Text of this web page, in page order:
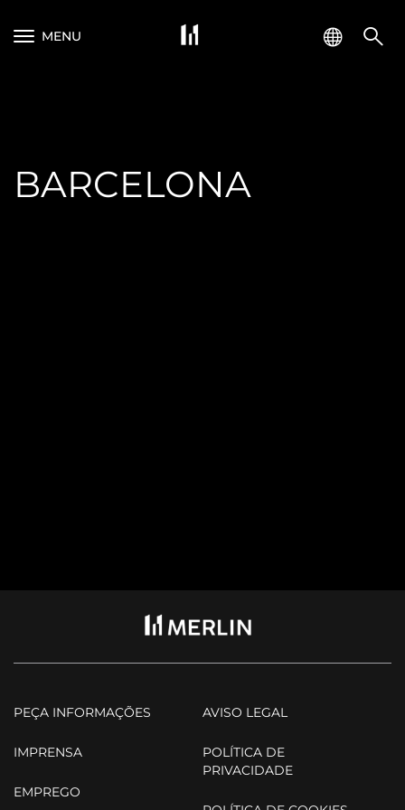
MENU
BARCELONA
PEÇA INFORMAÇÕES
IMPRENSA
EMPREGO
AVISO LEGAL
POLÍTICA DE
PRIVACIDADE